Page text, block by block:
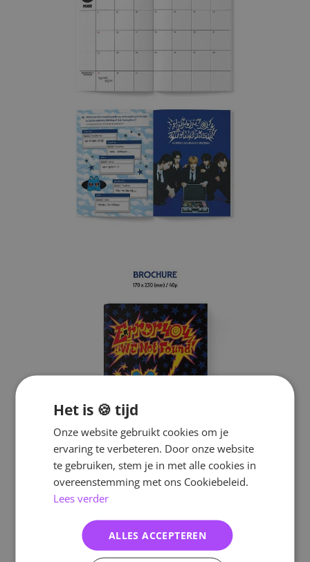
Het is 🍪 tijd
Onze website gebruikt cookies om je
ervaring te verbeteren. Door onze website
te gebruiken, stem je in met alle cookies in
overeenstemming met ons Cookiebeleid.
Lees verder
ALLES ACCEPTEREN